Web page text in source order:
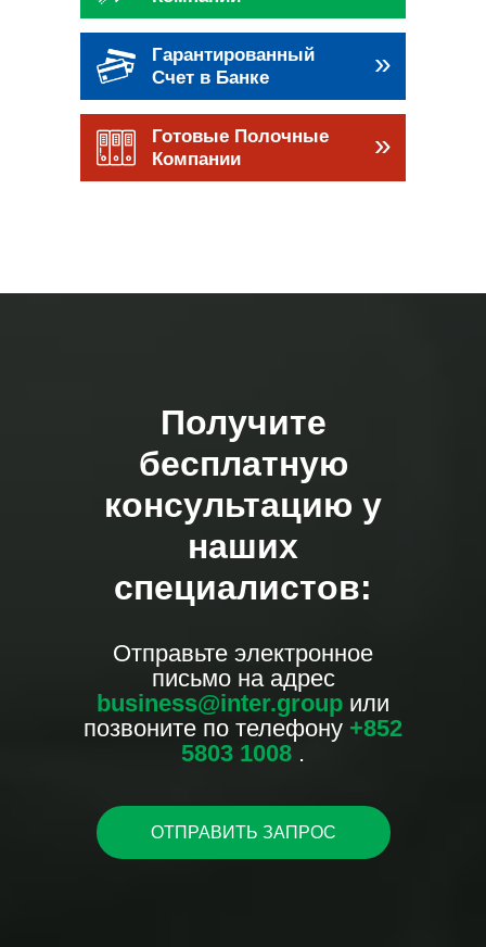
»
Гарантированный
Счет в Банке
»
Готовые Полочные
Компании
Получите
бесплатную
консультацию у
наших
специалистов:
Отправьте электронное
письмо на адрес
business@inter.group или
позвоните по телефону +852
5803 1008 .
ОТПРАВИТЬ ЗАПРОС